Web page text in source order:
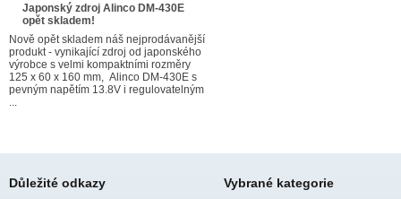
Japonský zdroj Alinco DM-430E
opět skladem!
Nově opět skladem náš nejprodávanější
produkt - vynikající zdroj od japonského
výrobce s velmi kompaktními rozměry
125 x 60 x 160 mm, Alinco DM-430E s
pevným napětím 13.8V i regulovatelným
...
Důležité odkazy Vybrané kategorie